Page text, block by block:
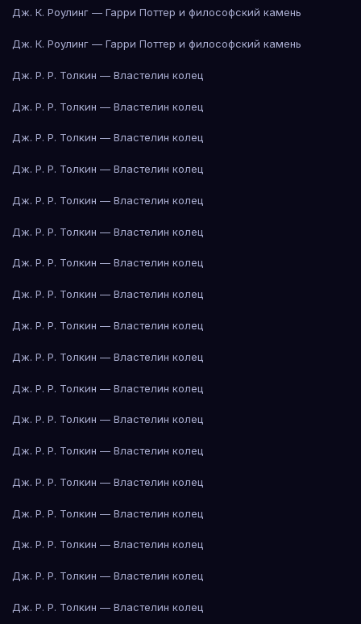
Дж. К. Роулинг — Гарри Поттер и философский камень
Дж. К. Роулинг — Гарри Поттер и философский камень
Дж. Р. Р. Толкин — Властелин колец
Дж. Р. Р. Толкин — Властелин колец
Дж. Р. Р. Толкин — Властелин колец
Дж. Р. Р. Толкин — Властелин колец
Дж. Р. Р. Толкин — Властелин колец
Дж. Р. Р. Толкин — Властелин колец
Дж. Р. Р. Толкин — Властелин колец
Дж. Р. Р. Толкин — Властелин колец
Дж. Р. Р. Толкин — Властелин колец
Дж. Р. Р. Толкин — Властелин колец
Дж. Р. Р. Толкин — Властелин колец
Дж. Р. Р. Толкин — Властелин колец
Дж. Р. Р. Толкин — Властелин колец
Дж. Р. Р. Толкин — Властелин колец
Дж. Р. Р. Толкин — Властелин колец
Дж. Р. Р. Толкин — Властелин колец
Дж. Р. Р. Толкин — Властелин колец
Дж. Р. Р. Толкин — Властелин колец